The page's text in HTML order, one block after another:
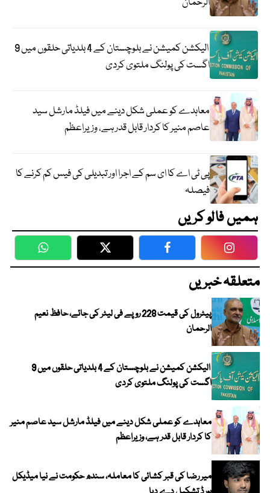
الیکشن کمیشن نے بلوچستان کے 4 بلدیاتی حلقوں میں 9
اگست کی پولنگ ملتوی کردی
معاہدے کو عملی شکل دینے میں فیلڈ مارشل سید
عاصم منیر کا کردار قابل قدر ہے، وزیراعظم
پی ٹی اے کا ای سم کے اجرا اور تبدیلی کی فیس کم کرنے کا
فیصلہ
ہمیں فالو کریں
WhatsApp Twitter Facebook
متعلقہ خبریں
پیٹرول کی قیمت 228 روپے فی لیٹر کی جائے، حافظ نعیم
الرحمان
الیکشن کمیشن نے بلوچستان کے 4 بلدیاتی حلقوں میں 9
اگست کی پولنگ ملتوی کردی
معاہدے کو عملی شکل دینے میں فیلڈ مارشل سید عاصم منیر
کا کردار قابل قدر ہے، وزیراعظم
میر رضا کی قبر کشائی کا معاملہ، سندھ حکومت نے نیا میڈیکل